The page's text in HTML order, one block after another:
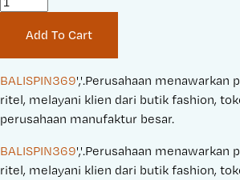
r
i
c
e
i
n
a
l
P
i
c
Add To Cart
BALISPIN369','.Perusahaan menawarkan
ritel, melayani klien dari butik fashion,
perusahaan manufaktur besar.
BALISPIN369','.Perusahaan menawarkan
ritel, melayani klien dari butik fashion,